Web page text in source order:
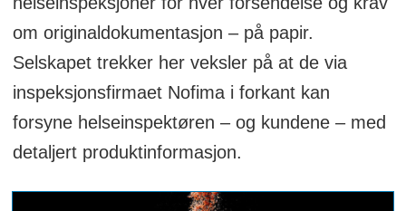
om originaldokumentasjon – på papir.
Selskapet trekker her veksler på at de via
inspeksjonsfirmaet Nofima i forkant kan
forsyne helseinspektøren – og kundene – med
detaljert produktinformasjon.